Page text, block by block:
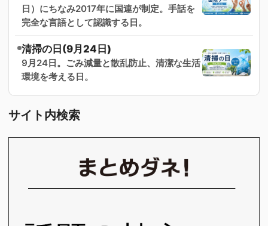
日）にちなみ2017年に国連が制定。手話を
完全な言語として認識する日。
清掃の日(9月24日)
9月24日。ごみ減量と散乱防止、清潔な生活
環境を考える日。
サイト内検索